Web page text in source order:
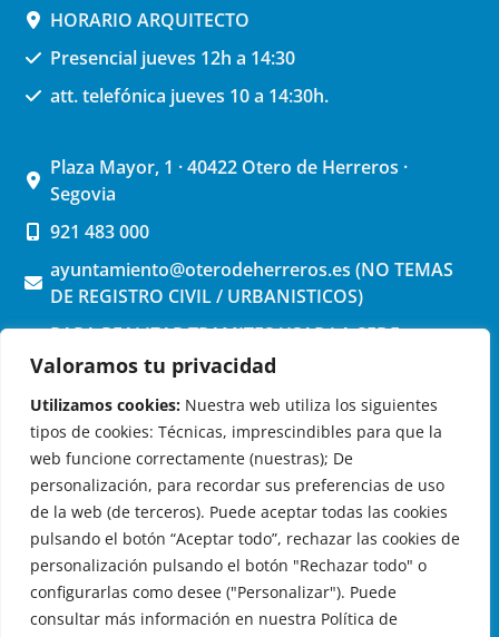
Valoramos tu privacidad
Utilizamos cookies: Nuestra web utiliza los siguientes
tipos de cookies: Técnicas, imprescindibles para que la
web funcione correctamente (nuestras); De
personalización, para recordar sus preferencias de uso
de la web (de terceros). Puede aceptar todas las cookies
pulsando el botón “Aceptar todo”, rechazar las cookies de
personalización pulsando el botón "Rechazar todo" o
configurarlas como desee ("Personalizar"). Puede
consultar más información en nuestra Política de
HORARIO ARQUITECTO
Presencial jueves 12h a 14:30
att. telefónica jueves 10 a 14:30h.
Plaza Mayor, 1 · 40422 Otero de Herreros ·
Segovia
921 483 000
ayuntamiento@oterodeherreros.es (NO TEMAS
DE REGISTRO CIVIL / URBANISTICOS)
PARA REALIZAR TRAMITES USAR LA SEDE
ELECTRONICA (pinchar aquí)
OTERO DE HERREROS EN LAS REDES